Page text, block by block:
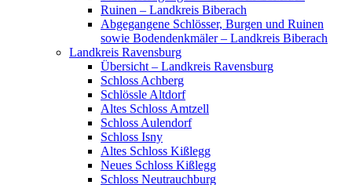
Ruinen – Landkreis Biberach
Abgegangene Schlösser, Burgen und Ruinen
sowie Bodendenkmäler – Landkreis Biberach
Landkreis Ravensburg
Übersicht – Landkreis Ravensburg
Schloss Achberg
Schlössle Altdorf
Altes Schloss Amtzell
Schloss Aulendorf
Schloss Isny
Altes Schloss Kißlegg
Neues Schloss Kißlegg
Schloss Neutrauchburg